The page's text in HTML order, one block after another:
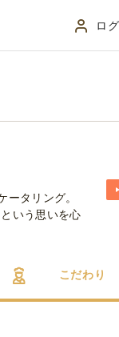
ロ
タリング。
いう思いを心
こだわり